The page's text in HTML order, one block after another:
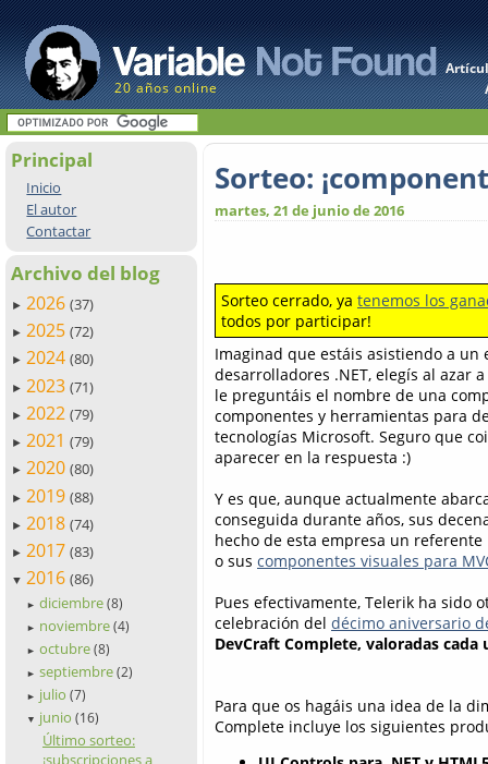
20 años online
Principal
Inicio
El autor
Contactar
Archivo del blog
► 2026 (37)
► 2025 (72)
► 2024 (80)
► 2023 (71)
► 2022 (79)
► 2021 (79)
► 2020 (80)
► 2019 (88)
► 2018 (74)
► 2017 (83)
▼ 2016 (86)
► diciembre (8)
► noviembre (4)
► octubre (8)
► septiembre (2)
► julio (7)
▼ junio (16)
Último sorteo:
¡subscripciones a
Sorteo:
martes, 21 de junio de 2016
Sorteo cerrado, ya tenemos los
todos por participar!
Imaginad que estáis asistiendo a un
desarrolladores .NET, elegís al azar
le preguntáis el nombre de una
componentes y herramientas para
tecnologías Microsoft. Seguro que
aparecer en la respuesta :)
Y es que, aunque actualmente
conseguida durante años, sus
hecho de esta empresa un
o sus componentes visuales para
Pues efectivamente, Telerik ha sido
celebración del décimo aniversario
DevCraft Complete, valoradas cada
Para que os hagáis una idea de la
Complete incluye los siguientes